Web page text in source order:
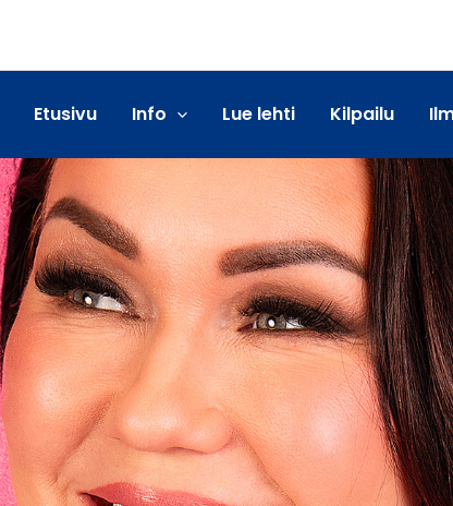
Etusivu Info Lue lehti Kilpailu